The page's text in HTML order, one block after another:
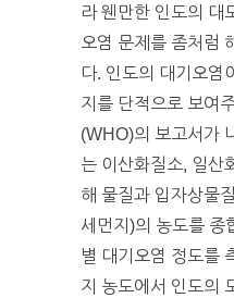
라 웬만한 인도의 대
오염 문제를 좀처럼
다. 인도의 대기오염
지를 단적으로 보여
(WHO)의 보고서가
는 이산화질소, 일산
해 물질과 입자상물
세먼지)의 농도를 종
별 대기오염 정도를
지 농도에서 인도의